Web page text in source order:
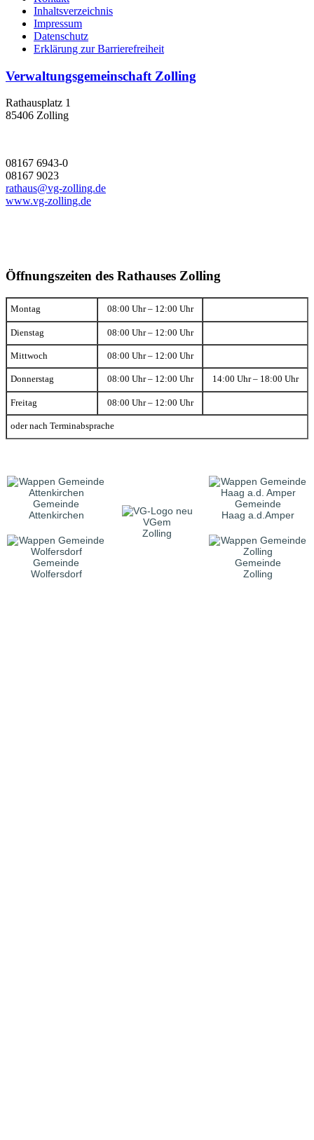
Inhaltsverzeichnis
Impressum
Datenschutz
Erklärung zur Barrierefreiheit
Verwaltungsgemeinschaft Zolling
Rathausplatz 1
85406 Zolling
08167 6943-0
08167 9023
rathaus@vg-zolling.de
www.vg-zolling.de
Öffnungszeiten des Rathauses Zolling
Montag 08:00 Uhr – 12:00 Uhr
Dienstag 08:00 Uhr – 12:00 Uhr
Mittwoch 08:00 Uhr – 12:00 Uhr
Donnerstag 08:00 Uhr – 12:00 Uhr 14:00 Uhr – 18:00 Uhr
Freitag 08:00 Uhr – 12:00 Uhr
oder nach Terminabsprache
Gemeinde
Attenkirchen
VGem
Zolling
Gemeinde
Haag a.d.Amper
Gemeinde
Wolfersdorf
Gemeinde
Zolling